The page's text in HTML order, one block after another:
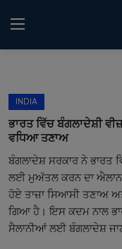
Home
Kitaab Kahani
Gallery
INDIA
ਭਾਰਤ ਵਿੱਚ ਬੰਗਲਾਦੇਸ਼ੀ
ਵਧਿਆ ਤਣਾਅ
ਬੰਗਲਾਦੇਸ਼ ਸਰਕਾਰ ਨੇ ਭਾਰਤ
ਲਈ ਮੁਅੱਤਲ ਕਰਨ ਦਾ ਐਲਾਨ
ਹੋਏ ਤਾਜ਼ਾ ਸਿਆਸੀ ਤਣਾਅ
ਗਿਆ ਹੈ। ਇਸ ਕਦਮ ਨਾਲ
ਸੈਲਾਨੀਆਂ ਲਈ ਬੰਗਲਾਦੇਸ਼